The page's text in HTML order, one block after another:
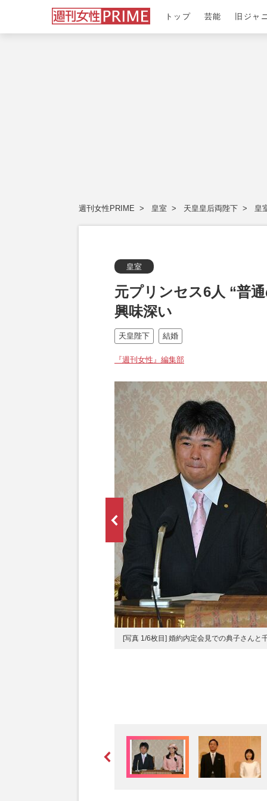
トップ 芸能 旧ジャ
週刊女性PRIME 皇室 天皇皇后両陛下 皇
皇室
元プリンセス6人 “普
興味深い
天皇陛下 結婚
『週刊女性』編集部
[写真 1/6枚目] 婚約内定会見での典子さんと